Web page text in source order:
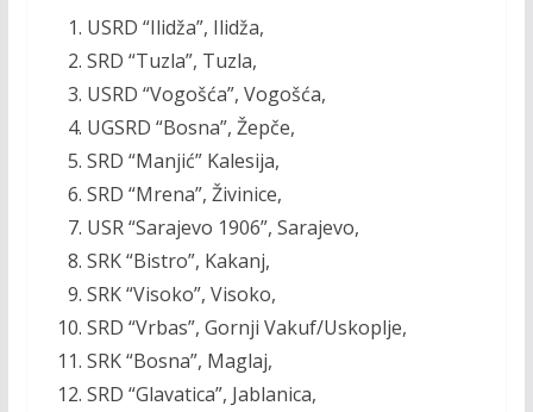
USRD “Ilidža”, Ilidža,
SRD “Tuzla”, Tuzla,
USRD “Vogošća”, Vogošća,
UGSRD “Bosna”, Žepče,
SRD “Manjić” Kalesija,
SRD “Mrena”, Živinice,
USR “Sarajevo 1906”, Sarajevo,
SRK “Bistro”, Kakanj,
SRK “Visoko”, Visoko,
SRD “Vrbas”, Gornji Vakuf/Uskoplje,
SRK “Bosna”, Maglaj,
SRD “Glavatica”, Jablanica,